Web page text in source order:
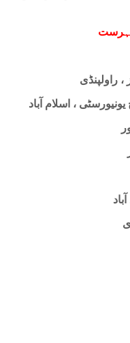
راولپنڈی
یونیورسٹی ، اسلام آباد